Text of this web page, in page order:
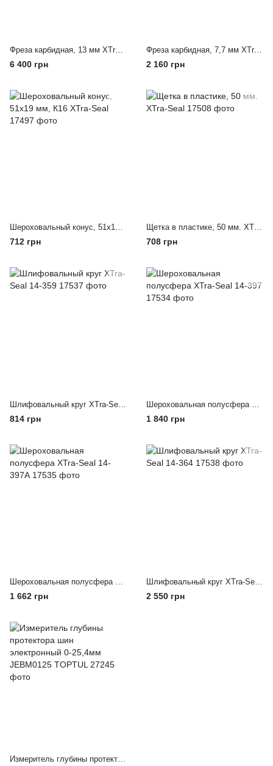
Фреза карбидная, 13 мм XTra-Seal
6 400 грн
Фреза карбидная, 7,7 мм XTra-Seal
2 160 грн
Шероховальный конус, 51х19 мм, К16 XTra-Seal
712 грн
Щетка в пластике, 50 мм. XTra-Seal
708 грн
Шлифовальный круг XTra-Seal 14-359
814 грн
Шероховальная полусфера XTra-Seal 14-397
1 840 грн
Шероховальная полусфера XTra-Seal 14-397А
1 662 грн
Шлифовальный круг XTra-Seal 14-364
2 550 грн
Измеритель глубины протектора шин электронный 0-25,4мм JEBM0125 TOPTUL